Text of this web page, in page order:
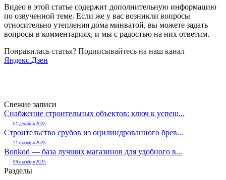
Видео в этой статье содержит дополнительную информацию
по озвученной теме. Если же у вас возникли вопросы
относительно утепления дома минватой, вы можете задать
вопросы в комментариях, и мы с радостью на них ответим.
Понравилась статья? Подписывайтесь на наш канал
Яндекс.Дзен
Свежие записи
Снабжение строительных объектов: ключ к успеш...
01 декабря 2025
Строительство срубов из оцилиндрованного брев...
21 октября 2025
Bonkod — база лучших магазинов для удобного в...
09 октября 2025
Разделы